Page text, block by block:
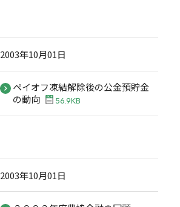
2003年10月01日
ペイオフ凍結解除後の公金預貯金
の動向
56.9KB
2003年10月01日